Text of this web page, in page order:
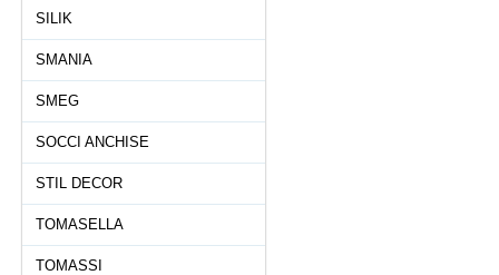
SILIK
SMANIA
SMEG
SOCCI ANCHISE
STIL DECOR
TOMASELLA
TOMASSI